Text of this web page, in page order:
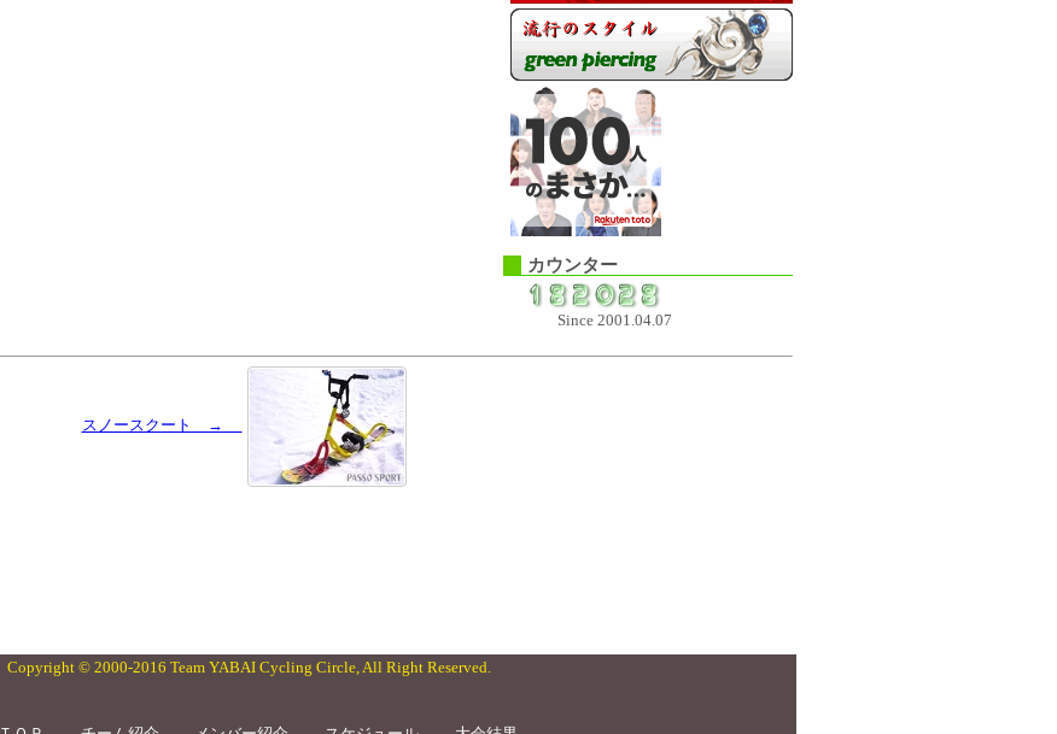
カウンター
Since 2001.04.07
スノースクート →
Copyright © 2000-2016 Team YABAI Cycling Circle, All Right Reserved.